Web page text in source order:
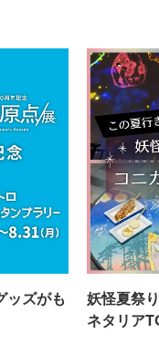
ッズがも
妖怪夏祭
ネタリア